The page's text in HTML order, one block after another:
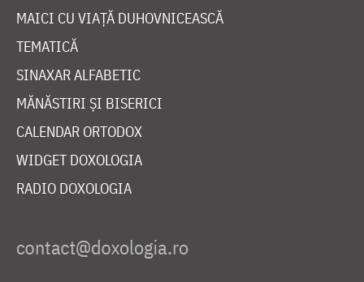
MAICI CU VIAȚĂ DUHOVNICEASCĂ
TEMATICĂ
SINAXAR ALFABETIC
MĂNĂSTIRI ȘI BISERICI
CALENDAR ORTODOX
WIDGET DOXOLOGIA
RADIO DOXOLOGIA